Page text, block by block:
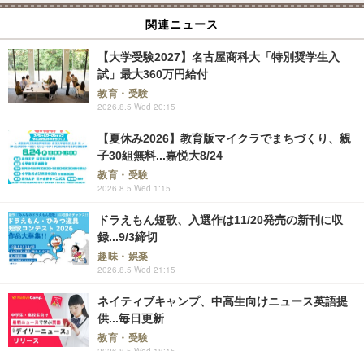
関連ニュース
【大学受験2027】名古屋商科大「特別奨学生入
試」最大360万円給付
教育・受験
2026.8.5 Wed 20:15
【夏休み2026】教育版マイクラでまちづくり、親
子30組無料...嘉悦大8/24
教育・受験
2026.8.5 Wed 1:15
ドラえもん短歌、入選作は11/20発売の新刊に収
録...9/3締切
趣味・娯楽
2026.8.5 Wed 21:15
ネイティブキャンプ、中高生向けニュース英語提
供...毎日更新
教育・受験